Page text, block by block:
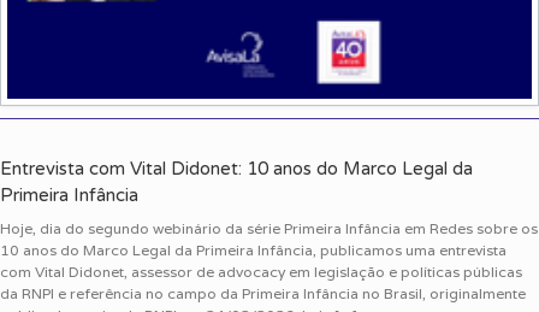
Entrevista com Vital Didonet: 10 anos do Marco Legal da
Primeira Infância
Hoje, dia do segundo webinário da série Primeira Infância em Redes sobre os
10 anos do Marco Legal da Primeira Infância, publicamos uma entrevista
com Vital Didonet, assessor de advocacy em legislação e políticas públicas
da RNPI e referência no campo da Primeira Infância no Brasil, originalmente